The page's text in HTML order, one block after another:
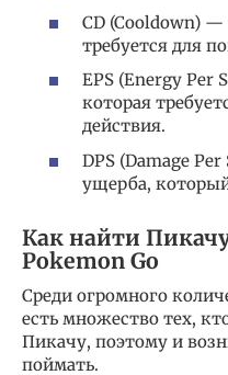
CD (Cooldown)
требуется для
EPS (Energy Per
которая
действия.
DPS (Damage
ущерба,
Как найти
Pokemon Go
Среди огромного
есть множество тех,
Пикачу, поэтому и
поймать.